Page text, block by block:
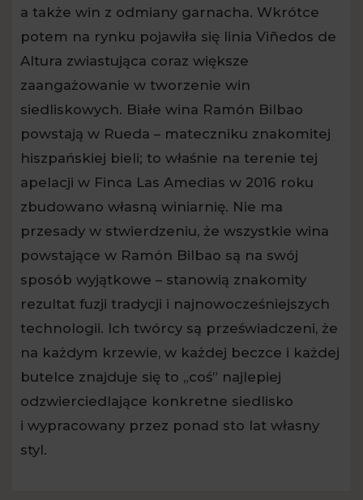
a także win z odmiany garnacha. Wkrótce
potem na rynku pojawiła się linia Viñedos de
Altura zwiastująca coraz większe
zaangażowanie w tworzenie win
siedliskowych. Białe wina Ramón Bilbao
powstają w Rueda – mateczniku znakomitej
hiszpańskiej bieli; to właśnie na terenie tej
apelacji w Finca Las Amedias w 2016 roku
zbudowano własną winiarnię. Nie ma
przesady w stwierdzeniu, że wszystkie wina
powstające w Ramón Bilbao są na swój
sposób wyjątkowe – stanowią znakomity
rezultat fuzji tradycji i najnowocześniejszych
technologii. Ich twórcy są przeświadczeni, że
na każdym krzewie, w każdej beczce i każdej
butelce znajduje się to „coś” najlepiej
odzwierciedlające konkretne siedlisko
i wypracowany przez ponad sto lat własny
styl.